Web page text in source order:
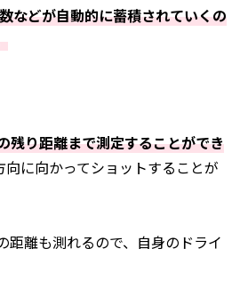
などが自動的に蓄積されていくの
残り距離まで測定することができ
に向かってショットすることが
距離も測れるので、自身のドライ